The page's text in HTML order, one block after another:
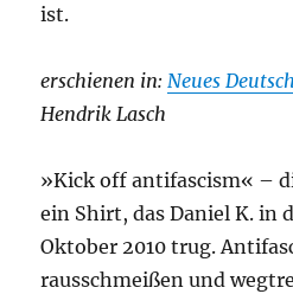
ist.
erschienen in: Neues
Hendrik Lasch
»Kick off antifascism« –
ein Shirt, das Daniel K. in
Oktober 2010 trug.
rausschmeißen und